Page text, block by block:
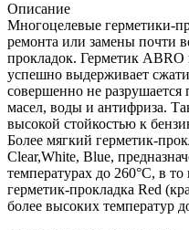
Описание
Многоцелевые герметики-
ремонта или замены почти
прокладок. Герметик
успешно выдерживает
совершенно не
масел, воды и антифриза.
высокой стойкостью к
Более мягкий герметик-
Clear,White, Blue,
температурах до 260°С, в
герметик-прокладка Red
более высоких температур